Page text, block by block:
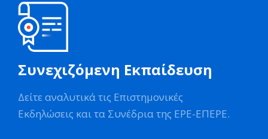
Συνεχιζόμενη Εκπαίδευση
Δείτε αναλυτικά τις Επιστημονικές
Εκδηλώσεις και τα Συνέδρια της ΕΡΕ-ΕΠΕΡΕ.